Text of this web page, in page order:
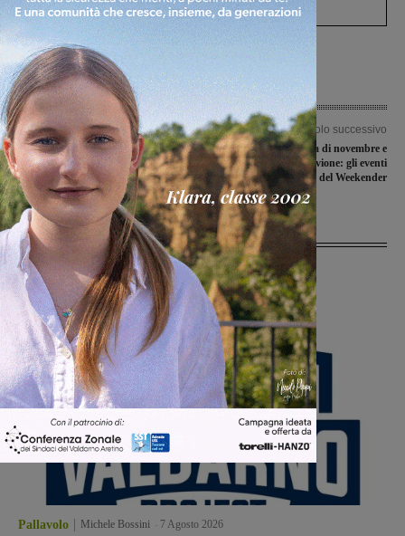
Articolo precedente
Il Gaib nelle zone colpite dal sisma per
aiutare le popolazioni
Articolo successivo
Fine settimana di novembre e
ricorrenza dell’alluvione: gli eventi
dell’Agenda del Weekender
Ultime Notizie
Pallavolo Michele Bossini 7 Agosto 2026